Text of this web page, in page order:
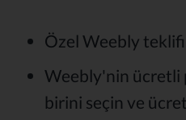
Özel Weebly
Weebly'nin ücretli
birini seçin ve